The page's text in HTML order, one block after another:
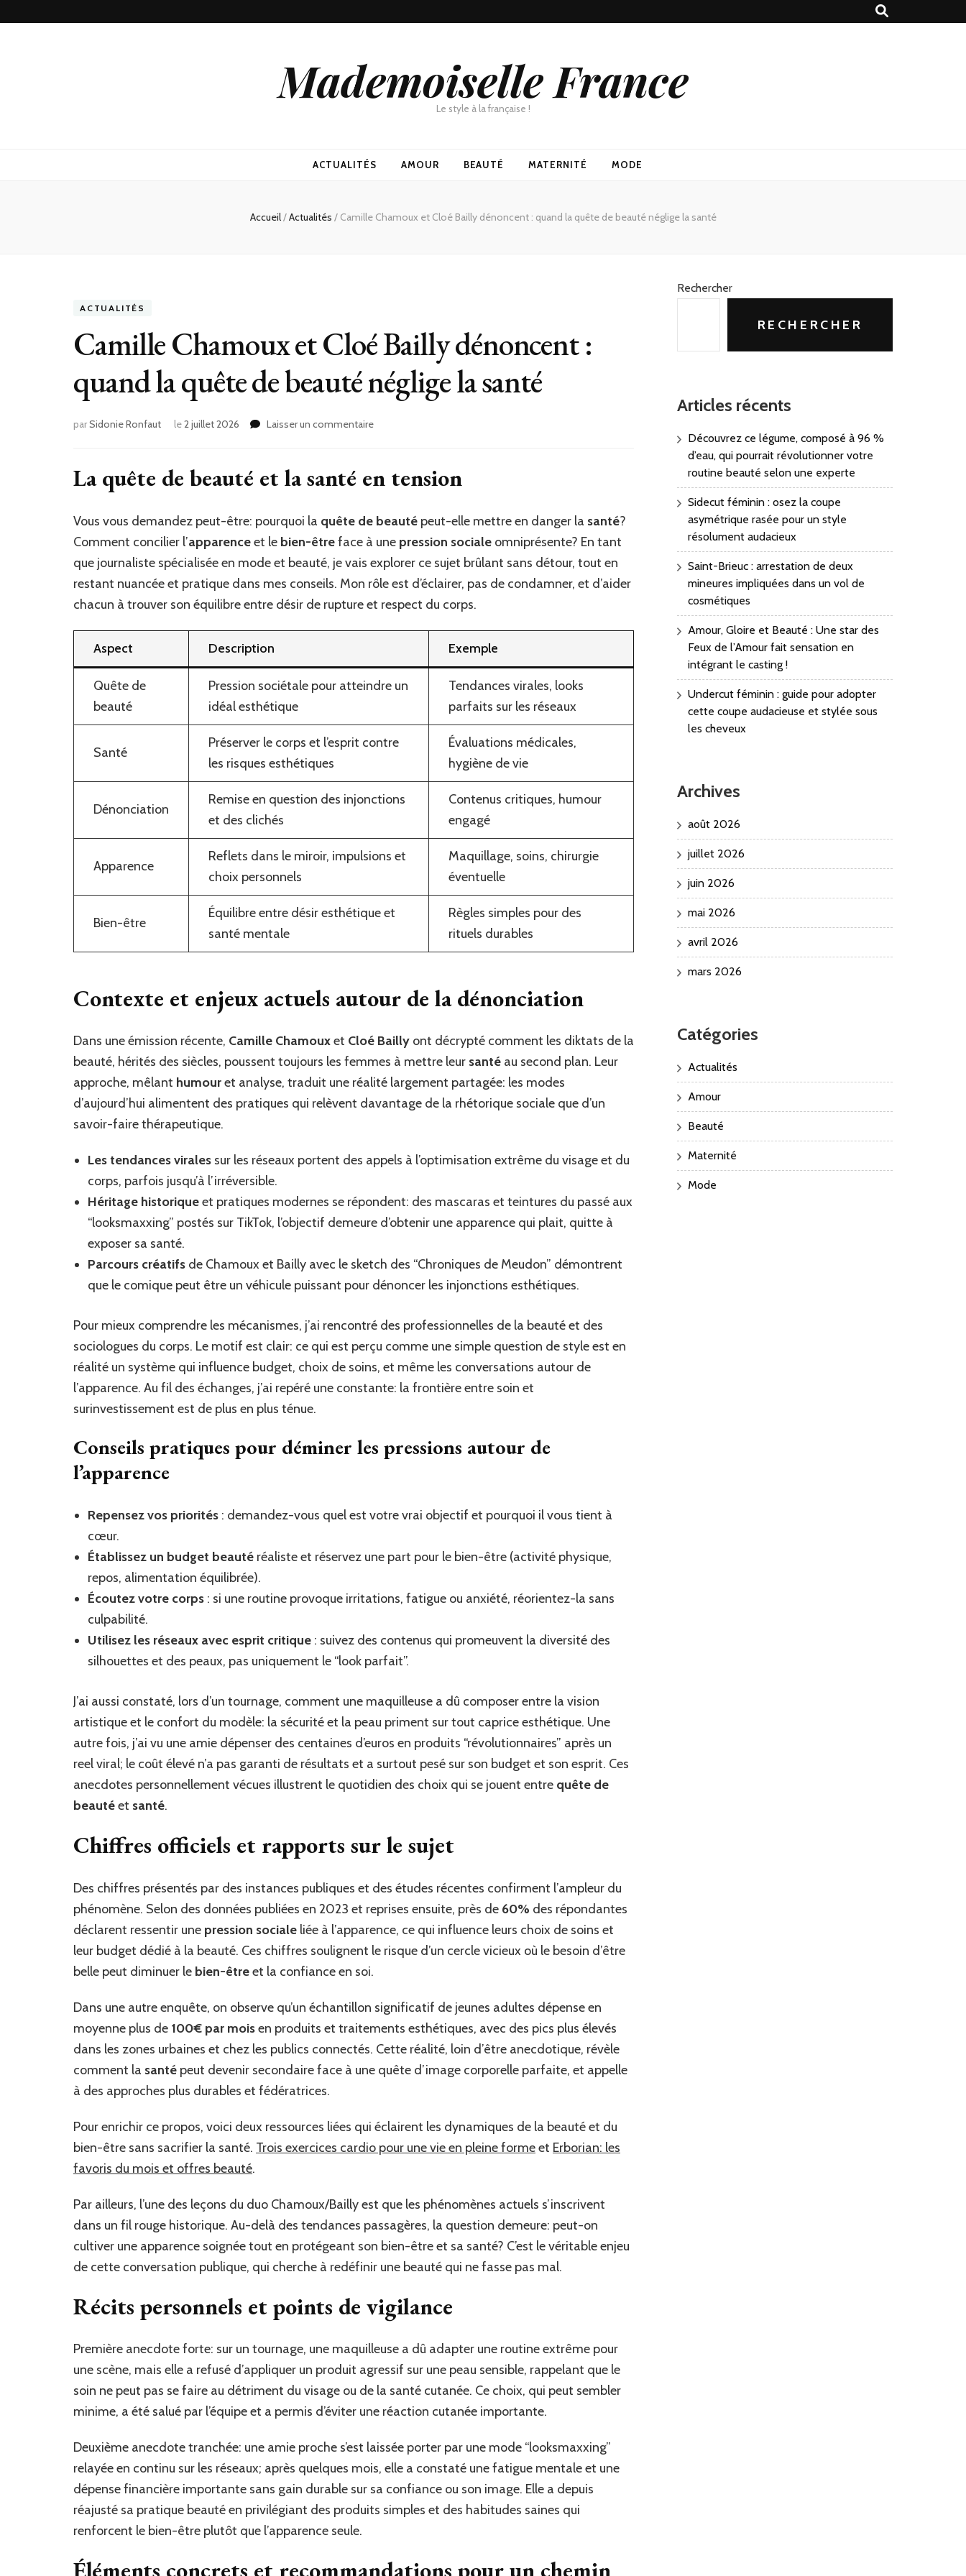
Mademoiselle France
Le style à la française !
ACTUALITÉS AMOUR BEAUTÉ MATERNITÉ MODE
Accueil/Actualités / Camille Chamoux et Cloé Bailly dénoncent : quand la quête de beauté néglige la santé
ACTUALITÉS
Camille Chamoux et Cloé Bailly dénoncent :
quand la quête de beauté néglige la santé
parSidonie Ronfaut le2 juillet 2026 Laisser un commentairesur
Cloé
dénoncent
quand
la
quête
de
beauté
la
La quête de beauté et la santé en tension
Vous vous demandez peut-être: pourquoi la quête de beauté peut-elle mettre en danger la santé?
Comment concilier l’apparenceet le bien-êtreface à une pression sociale omniprésente? En tant
que journaliste spécialisée en mode et beauté, je vais explorer ce sujet brûlant sans détour, tout en
restant nuancée et pratique dans mes conseils. Mon rôle est d’éclairer, pas de condamner, et d’aider
chacun à trouver son équilibre entre désir de rupture et respect du corps.
Aspect Description Exemple
Quête de
beauté
Pression sociétale pour atteindre un
idéal esthétique
Tendances virales, looks
parfaits sur les réseaux
Santé
Préserver le corps et l’esprit contre
les risques esthétiques
Évaluations médicales,
hygiène de vie
Dénonciation
Remise en question des injonctions
et des clichés
Contenus critiques, humour
engagé
Apparence
Reflets dans le miroir, impulsions et
choix personnels
Maquillage, soins, chirurgie
éventuelle
Bien-être
Équilibre entre désir esthétique et
santé mentale
Règles simples pour des
rituels durables
Contexte et enjeux actuels autour de la dénonciation
Dans une émission récente, Camille Chamouxet Cloé Bailly ont décrypté comment les diktats de la
beauté, hérités des siècles, poussent toujours les femmes à mettre leur santé au second plan. Leur
approche, mêlant humouret analyse, traduit une réalité largement partagée: les modes
d’aujourd’hui alimentent des pratiques qui relèvent davantage de la rhétorique sociale que d’un
savoir-faire thérapeutique.
Les tendances virales sur les réseaux portent des appels à l’optimisation extrême du visage et du
corps, parfois jusqu’à l’irréversible.
Héritage historiqueet pratiques modernes se répondent: des mascaras et teintures du passé aux
“looksmaxxing” postés sur TikTok, l’objectif demeure d’obtenir une apparence qui plait, quitte à
exposer sa santé.
Parcours créatifs de Chamoux et Bailly avec le sketch des “Chroniques de Meudon” démontrent
que le comique peut être un véhicule puissant pour dénoncer les injonctions esthétiques.
Pour mieux comprendre les mécanismes, j’ai rencontré des professionnelles de la beauté et des
sociologues du corps. Le motif est clair: ce qui est perçu comme une simple question de style est en
réalité un système qui influence budget, choix de soins, et même les conversations autour de
l’apparence. Au fil des échanges, j’ai repéré une constante: la frontière entre soin et
surinvestissement est de plus en plus ténue.
Conseils pratiques pour déminer les pressions autour de
l’apparence
Repensez vos priorités : demandez-vous quel est votre vrai objectif et pourquoi il vous tient à
cœur.
Établissez un budget beauté réaliste et réservez une part pour le bien-être (activité physique,
repos, alimentation équilibrée).
Écoutez votre corps : si une routine provoque irritations, fatigue ou anxiété, réorientez-la sans
culpabilité.
Utilisez les réseaux avec esprit critique : suivez des contenus qui promeuvent la diversité des
silhouettes et des peaux, pas uniquement le “look parfait”.
J’ai aussi constaté, lors d’un tournage, comment une maquilleuse a dû composer entre la vision
artistique et le confort du modèle: la sécurité et la peau priment sur tout caprice esthétique. Une
autre fois, j’ai vu une amie dépenser des centaines d’euros en produits “révolutionnaires” après un
reel viral; le coût élevé n’a pas garanti de résultats et a surtout pesé sur son budget et son esprit. Ces
anecdotes personnellement vécues illustrent le quotidien des choix qui se jouent entre quête de
beautéet santé.
Chiffres officiels et rapports sur le sujet
Des chiffres présentés par des instances publiques et des études récentes confirment l’ampleur du
phénomène. Selon des données publiées en 2023 et reprises ensuite, près de 60% des répondantes
déclarent ressentir une pression sociale liée à l’apparence, ce qui influence leurs choix de soins et
leur budget dédié à la beauté. Ces chiffres soulignent le risque d’un cercle vicieux où le besoin d’être
belle peut diminuer le bien-êtreet la confiance en soi.
Dans une autre enquête, on observe qu’un échantillon significatif de jeunes adultes dépense en
moyenne plus de 100€ par moisen produits et traitements esthétiques, avec des pics plus élevés
dans les zones urbaines et chez les publics connectés. Cette réalité, loin d’être anecdotique, révèle
comment la santé peut devenir secondaire face à une quête d’image corporelle parfaite, et appelle
à des approches plus durables et fédératrices.
Pour enrichir ce propos, voici deux ressources liées qui éclairent les dynamiques de la beauté et du
bien-être sans sacrifier la santé. Trois exercices cardio pour une vie en pleine formeet Erborian: les
favoris du mois et offres beauté.
Par ailleurs, l’une des leçons du duo Chamoux/Bailly est que les phénomènes actuels s’inscrivent
dans un fil rouge historique. Au-delà des tendances passagères, la question demeure: peut-on
cultiver une apparence soignée tout en protégeant son bien-être et sa santé? C’est le véritable enjeu
de cette conversation publique, qui cherche à redéfinir une beauté qui ne fasse pas mal.
Récits personnels et points de vigilance
Première anecdote forte: sur un tournage, une maquilleuse a dû adapter une routine extrême pour
une scène, mais elle a refusé d’appliquer un produit agressif sur une peau sensible, rappelant que le
soin ne peut pas se faire au détriment du visage ou de la santé cutanée. Ce choix, qui peut sembler
minime, a été salué par l’équipe et a permis d’éviter une réaction cutanée importante.
Deuxième anecdote tranchée: une amie proche s’est laissée porter par une mode “looksmaxxing”
relayée en continu sur les réseaux; après quelques mois, elle a constaté une fatigue mentale et une
dépense financière importante sans gain durable sur sa confiance ou son image. Elle a depuis
réajusté sa pratique beauté en privilégiant des produits simples et des habitudes saines qui
renforcent le bien-être plutôt que l’apparence seule.
Rechercher
RECHERCHER
Articles récents
Découvrez ce légume, composé à 96 %
d’eau, qui pourrait révolutionner votre
routine beauté selon une experte
Sidecut féminin : osez la coupe
asymétrique rasée pour un style
résolument audacieux
Saint-Brieuc : arrestation de deux
mineures impliquées dans un vol de
cosmétiques
Amour, Gloire et Beauté : Une star des
Feux de l’Amour fait sensation en
intégrant le casting !
Undercut féminin : guide pour adopter
cette coupe audacieuse et stylée sous
les cheveux
Archives
août 2026
juillet 2026
juin 2026
mai 2026
avril 2026
mars 2026
Catégories
Actualités
Amour
Beauté
Maternité
Mode